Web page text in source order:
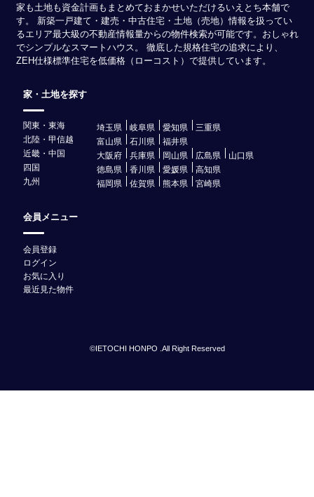
家も土地も資金計画もまとめておまかせいただけるいえとち本舗で
す。 新築一戸建て・建売・中古住宅・土地（売地）情報を扱ってい
るエリア最大級の不動産情報量からの物件検索が可能です。おしゃれ
でシンプルなスマートハウス。 徹底した規格住宅の追求により、
ZEH仕様標準住宅を低価格（ローコスト）で提供しています。
家・土地を探す
関東・東海 埼玉県 岐阜県 愛知県
三重県
北陸・甲信越
富山県 石川県
福井県
近畿・中国
大阪府 兵庫県 岡山県 広島県
山口県
四国
徳島県 香川県 愛媛県
高知県
九州
福岡県 佐賀県 熊本県 宮崎県
会員メニュー
会員登録
ログイン
お気に入り
最近見た物件
©IETOCHI HONPO .All Right Reserved